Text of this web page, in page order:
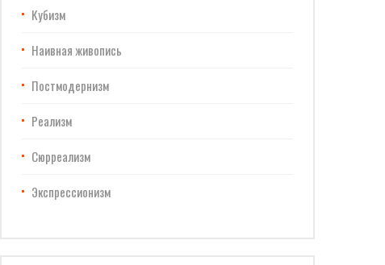
Кубизм
Наивная живопись
Постмодернизм
Реализм
Сюрреализм
Экспрессионизм